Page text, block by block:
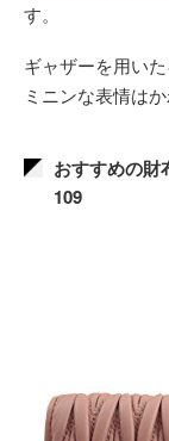
す。
ギャザーを用い
ミニンな表情は
おすすめの
109